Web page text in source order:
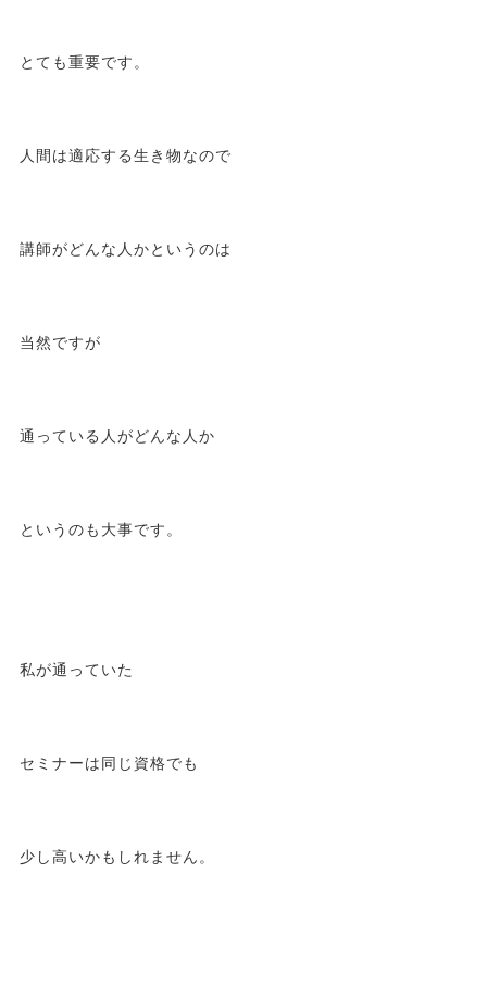
とても重要です。
人間は適応する生き物なので
講師がどんな人かというのは
当然ですが
通っている人がどんな人か
というのも大事です。
私が通っていた
セミナーは同じ資格でも
少し高いかもしれません。